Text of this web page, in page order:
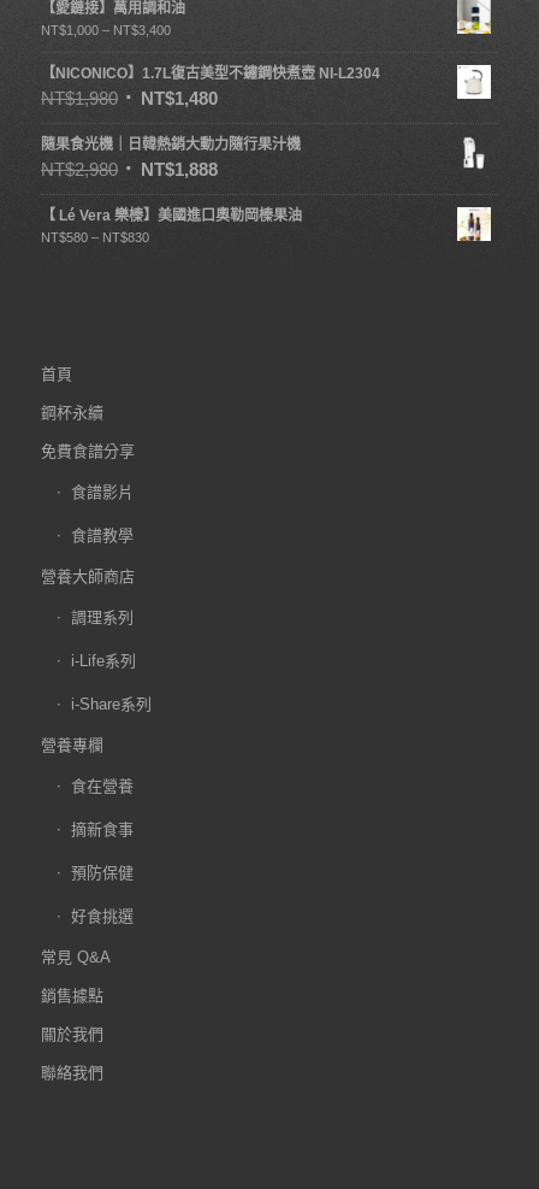
【愛鏈接】萬用調和油
NT$1,000 – NT$3,400
【NICONICO】1.7L復古美型不鏽鋼快煮壺 NI-L2304
NT$1,980 NT$1,480
隨果食光機｜日韓熱銷大動力隨行果汁機
NT$2,980 NT$1,888
【 Lé Vera 樂榛】美國進口奧勒岡榛果油
NT$580 – NT$830
首頁
鋼杯永續
免費食譜分享
食譜影片
食譜教學
營養大師商店
調理系列
i-Life系列
i-Share系列
營養專欄
食在營養
摘新食事
預防保健
好食挑選
常見 Q&A
銷售據點
關於我們
聯絡我們